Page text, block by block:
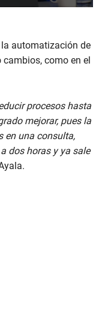
automatización de
como en el
procesos hasta
mejorar, pues la
en una consulta,
dos horas y ya sale